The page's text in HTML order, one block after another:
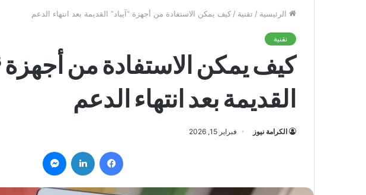
الرئيسية / تقنية / كيف يمكن الاستفادة من أجهزة “آيباد” القديمة بعد انتهاء الدعم
تقنية
كيف يمكن الاستفادة من أجهزة
القديمة بعد انتهاء الدعم
الكرامة نيوز فبراير 15, 2026
فيسبوك لينكدإن